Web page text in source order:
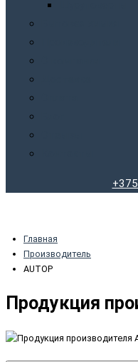
Главная
Производитель
AUTOP
Продукция